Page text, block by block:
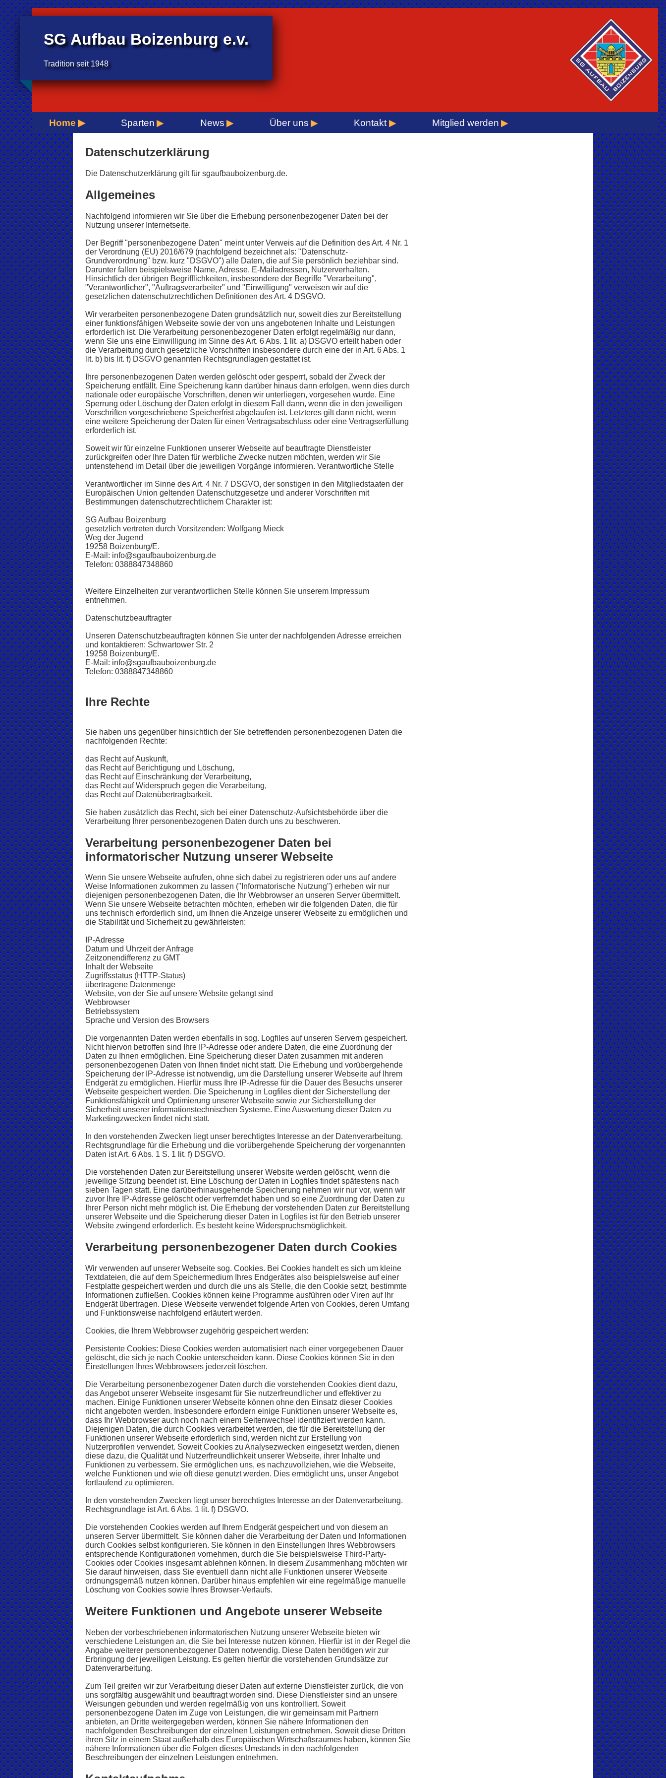
SG Aufbau Boizenburg e.v.
Tradition seit 1948
Home Sparten News Über uns Kontakt Mitglied werden
Datenschutzerklärung
Die Datenschutzerklärung gilt für sgaufbauboizenburg.de.
Allgemeines
Nachfolgend informieren wir Sie über die Erhebung personenbezogener Daten bei der
Nutzung unserer Internetseite.
Der Begriff "personenbezogene Daten" meint unter Verweis auf die Definition des Art. 4 Nr. 1
der Verordnung (EU) 2016/679 (nachfolgend bezeichnet als: "Datenschutz-
Grundverordnung" bzw. kurz "DSGVO") alle Daten, die auf Sie persönlich beziehbar sind.
Darunter fallen beispielsweise Name, Adresse, E-Mailadressen, Nutzerverhalten.
Hinsichtlich der übrigen Begrifflichkeiten, insbesondere der Begriffe "Verarbeitung",
"Verantwortlicher", "Auftragsverarbeiter" und "Einwilligung" verweisen wir auf die
gesetzlichen datenschutzrechtlichen Definitionen des Art. 4 DSGVO.
Wir verarbeiten personenbezogene Daten grundsätzlich nur, soweit dies zur Bereitstellung
einer funktionsfähigen Webseite sowie der von uns angebotenen Inhalte und Leistungen
erforderlich ist. Die Verarbeitung personenbezogener Daten erfolgt regelmäßig nur dann,
wenn Sie uns eine Einwilligung im Sinne des Art. 6 Abs. 1 lit. a) DSGVO erteilt haben oder
die Verarbeitung durch gesetzliche Vorschriften insbesondere durch eine der in Art. 6 Abs. 1
lit. b) bis lit. f) DSGVO genannten Rechtsgrundlagen gestattet ist.
Ihre personenbezogenen Daten werden gelöscht oder gesperrt, sobald der Zweck der
Speicherung entfällt. Eine Speicherung kann darüber hinaus dann erfolgen, wenn dies durch
nationale oder europäische Vorschriften, denen wir unterliegen, vorgesehen wurde. Eine
Sperrung oder Löschung der Daten erfolgt in diesem Fall dann, wenn die in den jeweiligen
Vorschriften vorgeschriebene Speicherfrist abgelaufen ist. Letzteres gilt dann nicht, wenn
eine weitere Speicherung der Daten für einen Vertragsabschluss oder eine Vertragserfüllung
erforderlich ist.
Soweit wir für einzelne Funktionen unserer Webseite auf beauftragte Dienstleister
zurückgreifen oder Ihre Daten für werbliche Zwecke nutzen möchten, werden wir Sie
untenstehend im Detail über die jeweiligen Vorgänge informieren. Verantwortliche Stelle
Verantwortlicher im Sinne des Art. 4 Nr. 7 DSGVO, der sonstigen in den Mitgliedstaaten der
Europäischen Union geltenden Datenschutzgesetze und anderer Vorschriften mit
Bestimmungen datenschutzrechtlichem Charakter ist:
SG Aufbau Boizenburg
gesetzlich vertreten durch Vorsitzenden: Wolfgang Mieck
Weg der Jugend
19258 Boizenburg/E.
E-Mail: info@sgaufbauboizenburg.de
Telefon: 0388847348860
Weitere Einzelheiten zur verantwortlichen Stelle können Sie unserem Impressum
entnehmen.
Datenschutzbeauftragter
Unseren Datenschutzbeauftragten können Sie unter der nachfolgenden Adresse erreichen
und kontaktieren: Schwartower Str. 2
19258 Boizenburg/E.
E-Mail: info@sgaufbauboizenburg.de
Telefon: 0388847348860
Ihre Rechte
Sie haben uns gegenüber hinsichtlich der Sie betreffenden personenbezogenen Daten die
nachfolgenden Rechte:
das Recht auf Auskunft,
das Recht auf Berichtigung und Löschung,
das Recht auf Einschränkung der Verarbeitung,
das Recht auf Widerspruch gegen die Verarbeitung,
das Recht auf Datenübertragbarkeit.
Sie haben zusätzlich das Recht, sich bei einer Datenschutz-Aufsichtsbehörde über die
Verarbeitung Ihrer personenbezogenen Daten durch uns zu beschweren.
Verarbeitung personenbezogener Daten bei
informatorischer Nutzung unserer Webseite
Wenn Sie unsere Webseite aufrufen, ohne sich dabei zu registrieren oder uns auf andere
Weise Informationen zukommen zu lassen ("Informatorische Nutzung") erheben wir nur
diejenigen personenbezogenen Daten, die Ihr Webbrowser an unseren Server übermittelt.
Wenn Sie unsere Webseite betrachten möchten, erheben wir die folgenden Daten, die für
uns technisch erforderlich sind, um Ihnen die Anzeige unserer Webseite zu ermöglichen und
die Stabilität und Sicherheit zu gewährleisten:
IP-Adresse
Datum und Uhrzeit der Anfrage
Zeitzonendifferenz zu GMT
Inhalt der Webseite
Zugriffsstatus (HTTP-Status)
übertragene Datenmenge
Website, von der Sie auf unsere Website gelangt sind
Webbrowser
Betriebssystem
Sprache und Version des Browsers
Die vorgenannten Daten werden ebenfalls in sog. Logfiles auf unseren Servern gespeichert.
Nicht hiervon betroffen sind Ihre IP-Adresse oder andere Daten, die eine Zuordnung der
Daten zu Ihnen ermöglichen. Eine Speicherung dieser Daten zusammen mit anderen
personenbezogenen Daten von Ihnen findet nicht statt. Die Erhebung und vorübergehende
Speicherung der IP-Adresse ist notwendig, um die Darstellung unserer Webseite auf Ihrem
Endgerät zu ermöglichen. Hierfür muss Ihre IP-Adresse für die Dauer des Besuchs unserer
Webseite gespeichert werden. Die Speicherung in Logfiles dient der Sicherstellung der
Funktionsfähigkeit und Optimierung unserer Webseite sowie zur Sicherstellung der
Sicherheit unserer informationstechnischen Systeme. Eine Auswertung dieser Daten zu
Marketingzwecken findet nicht statt.
In den vorstehenden Zwecken liegt unser berechtigtes Interesse an der Datenverarbeitung.
Rechtsgrundlage für die Erhebung und die vorübergehende Speicherung der vorgenannten
Daten ist Art. 6 Abs. 1 S. 1 lit. f) DSGVO.
Die vorstehenden Daten zur Bereitstellung unserer Website werden gelöscht, wenn die
jeweilige Sitzung beendet ist. Eine Löschung der Daten in Logfiles findet spätestens nach
sieben Tagen statt. Eine darüberhinausgehende Speicherung nehmen wir nur vor, wenn wir
zuvor Ihre IP-Adresse gelöscht oder verfremdet haben und so eine Zuordnung der Daten zu
Ihrer Person nicht mehr möglich ist. Die Erhebung der vorstehenden Daten zur Bereitstellung
unserer Webseite und die Speicherung dieser Daten in Logfiles ist für den Betrieb unserer
Website zwingend erforderlich. Es besteht keine Widerspruchsmöglichkeit.
Verarbeitung personenbezogener Daten durch Cookies
Wir verwenden auf unserer Webseite sog. Cookies. Bei Cookies handelt es sich um kleine
Textdateien, die auf dem Speichermedium Ihres Endgerätes also beispielsweise auf einer
Festplatte gespeichert werden und durch die uns als Stelle, die den Cookie setzt, bestimmte
Informationen zufließen. Cookies können keine Programme ausführen oder Viren auf Ihr
Endgerät übertragen. Diese Webseite verwendet folgende Arten von Cookies, deren Umfang
und Funktionsweise nachfolgend erläutert werden.
Cookies, die Ihrem Webbrowser zugehörig gespeichert werden:
Persistente Cookies: Diese Cookies werden automatisiert nach einer vorgegebenen Dauer
gelöscht, die sich je nach Cookie unterscheiden kann. Diese Cookies können Sie in den
Einstellungen Ihres Webbrowsers jederzeit löschen.
Die Verarbeitung personenbezogener Daten durch die vorstehenden Cookies dient dazu,
das Angebot unserer Webseite insgesamt für Sie nutzerfreundlicher und effektiver zu
machen. Einige Funktionen unserer Webseite können ohne den Einsatz dieser Cookies
nicht angeboten werden. Insbesondere erfordern einige Funktionen unserer Webseite es,
dass Ihr Webbrowser auch noch nach einem Seitenwechsel identifiziert werden kann.
Diejenigen Daten, die durch Cookies verarbeitet werden, die für die Bereitstellung der
Funktionen unserer Webseite erforderlich sind, werden nicht zur Erstellung von
Nutzerprofilen verwendet. Soweit Cookies zu Analysezwecken eingesetzt werden, dienen
diese dazu, die Qualität und Nutzerfreundlichkeit unserer Webseite, ihrer Inhalte und
Funktionen zu verbessern. Sie ermöglichen uns, es nachzuvollziehen, wie die Webseite,
welche Funktionen und wie oft diese genutzt werden. Dies ermöglicht uns, unser Angebot
fortlaufend zu optimieren.
In den vorstehenden Zwecken liegt unser berechtigtes Interesse an der Datenverarbeitung.
Rechtsgrundlage ist Art. 6 Abs. 1 lit. f) DSGVO.
Die vorstehenden Cookies werden auf Ihrem Endgerät gespeichert und von diesem an
unseren Server übermittelt. Sie können daher die Verarbeitung der Daten und Informationen
durch Cookies selbst konfigurieren. Sie können in den Einstellungen Ihres Webbrowsers
entsprechende Konfigurationen vornehmen, durch die Sie beispielsweise Third-Party-
Cookies oder Cookies insgesamt ablehnen können. In diesem Zusammenhang möchten wir
Sie darauf hinweisen, dass Sie eventuell dann nicht alle Funktionen unserer Webseite
ordnungsgemäß nutzen können. Darüber hinaus empfehlen wir eine regelmäßige manuelle
Löschung von Cookies sowie Ihres Browser-Verlaufs.
Weitere Funktionen und Angebote unserer Webseite
Neben der vorbeschriebenen informatorischen Nutzung unserer Webseite bieten wir
verschiedene Leistungen an, die Sie bei Interesse nutzen können. Hierfür ist in der Regel die
Angabe weiterer personenbezogener Daten notwendig. Diese Daten benötigen wir zur
Erbringung der jeweiligen Leistung. Es gelten hierfür die vorstehenden Grundsätze zur
Datenverarbeitung.
Zum Teil greifen wir zur Verarbeitung dieser Daten auf externe Dienstleister zurück, die von
uns sorgfältig ausgewählt und beauftragt worden sind. Diese Dienstleister sind an unsere
Weisungen gebunden und werden regelmäßig von uns kontrolliert. Soweit
personenbezogene Daten im Zuge von Leistungen, die wir gemeinsam mit Partnern
anbieten, an Dritte weitergegeben werden, können Sie nähere Informationen den
nachfolgenden Beschreibungen der einzelnen Leistungen entnehmen. Soweit diese Dritten
ihren Sitz in einem Staat außerhalb des Europäischen Wirtschaftsraumes haben, können Sie
nähere Informationen über die Folgen dieses Umstands in den nachfolgenden
Beschreibungen der einzelnen Leistungen entnehmen.